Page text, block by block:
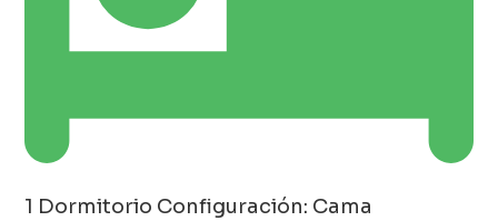
1 Dormitorio Configuración: Cama